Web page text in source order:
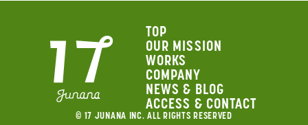
TOP
OUR MISSION
WORKS
COMPANY
NEWS & BLOG
ACCESS & CONTACT
© 17 JUNANA INC. ALL RIGHTS RESERVED